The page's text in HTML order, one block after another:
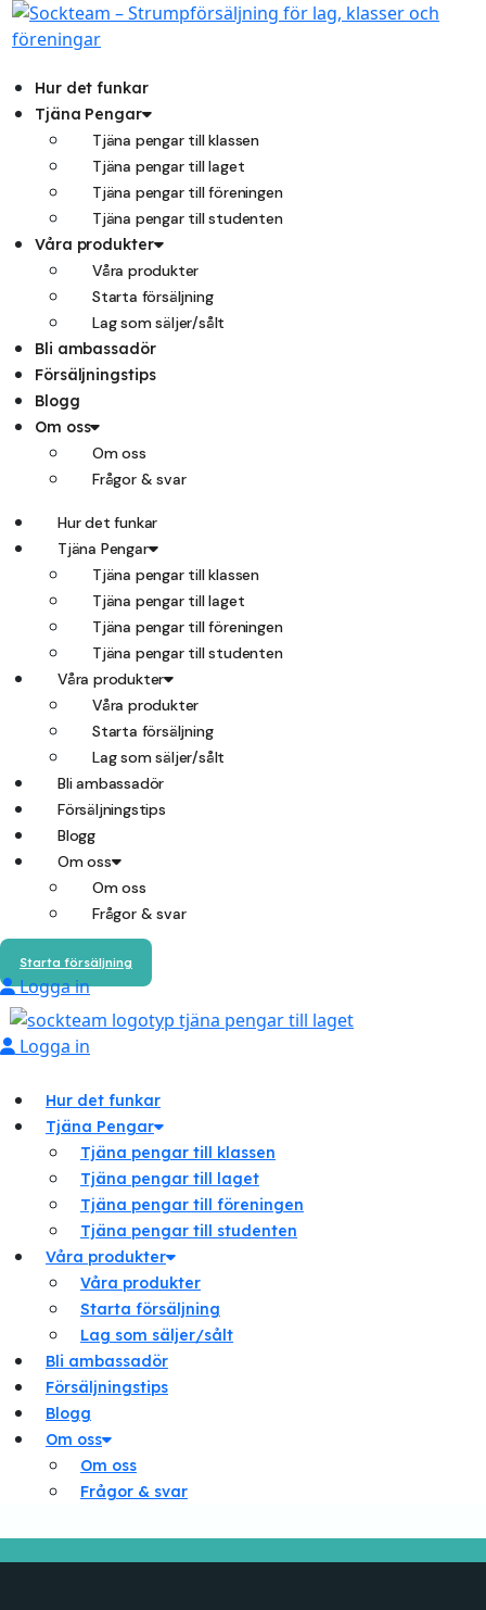
Hoppa
till
Hur det funkar
Tjäna Pengar
Tjäna pengar till klassen
Tjäna pengar till laget
Tjäna pengar till föreningen
Tjäna pengar till studenten
Våra produkter
Våra produkter
Starta försäljning
Lag som säljer/sålt
Bli ambassadör
Försäljningstips
Blogg
Om oss
Om oss
Frågor & svar
Hur det funkar
Tjäna Pengar
Tjäna pengar till klassen
Tjäna pengar till laget
Tjäna pengar till föreningen
Tjäna pengar till studenten
Våra produkter
Våra produkter
Starta försäljning
Lag som säljer/sålt
Bli ambassadör
Försäljningstips
Blogg
Om oss
Om oss
Frågor & svar
Starta försäljning
Logga in
Logga in
Hur det funkar
Tjäna Pengar
Tjäna pengar till klassen
Tjäna pengar till laget
Tjäna pengar till föreningen
Tjäna pengar till studenten
Våra produkter
Våra produkter
Starta försäljning
Lag som säljer/sålt
Bli ambassadör
Försäljningstips
Blogg
Om oss
Om oss
Frågor & svar